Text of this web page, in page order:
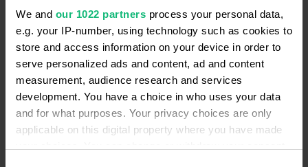
We and our 1022 partners process your personal data,
e.g. your IP-number, using technology such as cookies to
store and access information on your device in order to
serve personalized ads and content, ad and content
measurement, audience research and services
development. You have a choice in who uses your data
and for what purposes. Your privacy choices are only
applicable on this digital property where you have made
после этого в приложениях назначенных
менеджеров появляется Power Dialer;
чтобы начать прозвон, менеджеру нужно
нажать кнопку «Play» в Power Dialer;
после этого функционал поочередно
соединяет его со всеми контактами из
списка;